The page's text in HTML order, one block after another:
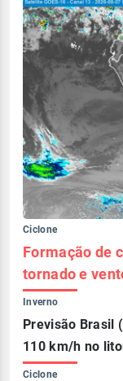
Ciclone
Formação de
tornado e
Inverno
Previsão Brasil
110 km/h no
Ciclone